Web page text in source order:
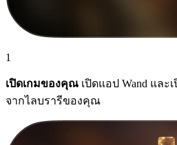
1
เปิดเกมของคุณ เปิดแอป Wand และ
จากไลบรารีของคุณ